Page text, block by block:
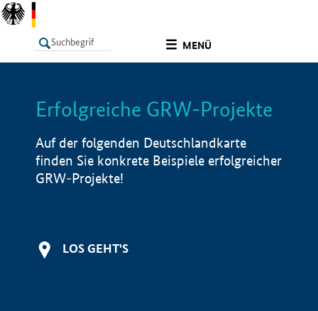
MENÜ
LISTE Info
Erfolgreiche GRW-Projekte
Auf der folgenden Deutschlandkarte
finden Sie konkrete Beispiele erfolgreicher
GRW-Projekte!
LOS GEHT'S